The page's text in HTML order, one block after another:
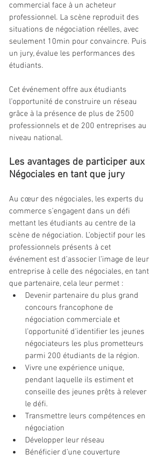
commercial face à un acheteur
professionnel. La scène reproduit des
situations de négociation réelles, avec
seulement 10min pour convaincre. Puis
un jury, évalue les performances des
étudiants.
Cet événement offre aux étudiants
l’opportunité de construire un réseau
grâce à la présence de plus de 2500
professionnels et de 200 entreprises au
niveau national.
Les avantages de participer aux
Négociales en tant que jury
Au cœur des négociales, les experts du
commerce s’engagent dans un défi
mettant les étudiants au centre de la
scène de négociation. L’objectif pour les
professionnels présents à cet
événement est d’associer l’image de leur
entreprise à celle des négociales, en tant
que partenaire, cela leur permet :
Devenir partenaire du plus grand
concours francophone de
négociation commerciale et
l’opportunité d’identifier les jeunes
négociateurs les plus prometteurs
parmi 200 étudiants de la région.
Vivre une expérience unique,
pendant laquelle ils estiment et
conseille des jeunes prêts à relever
le défi.
Transmettre leurs compétences en
négociation
Développer leur réseau
Bénéficier d’une couverture